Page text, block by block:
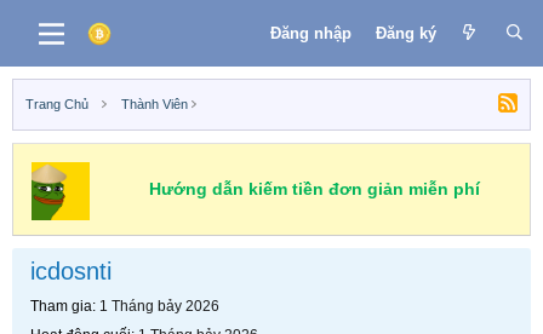
Đăng nhập Đăng ký
Trang Chủ Thành Viên
Hướng dẫn kiếm tiền đơn giản miễn phí
icdosnti
Tham gia 1 Tháng bảy 2026